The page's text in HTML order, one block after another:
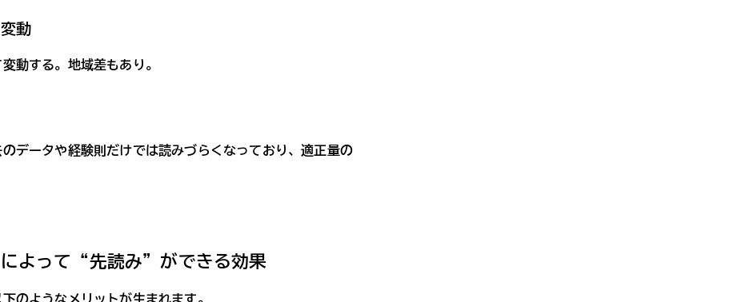
動
動する。地域差もあり。
データや経験則だけでは読みづらくなっており、適正量の
よって“先読み”ができる効果
のようなメリットが生まれます。